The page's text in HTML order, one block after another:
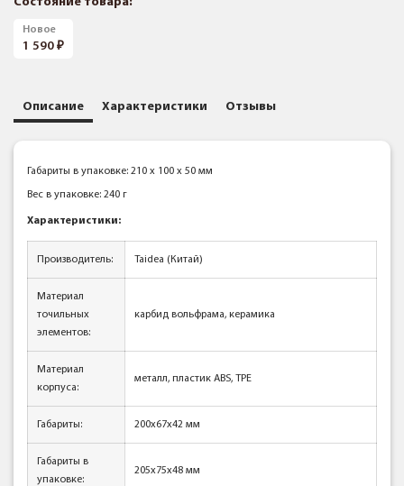
Новое
1 590
Описание Характеристики Отзывы
Габариты в упаковке: 210 x 100 x 50 мм
Вес в упаковке: 240 г
Характеристики:
Производитель: Taidea (Китай)
Материал
точильных
элементов:
карбид вольфрама, керамика
Материал
корпуса:
металл, пластик ABS, TPE
Габариты: 200x67x42 мм
Габариты в
упаковке:
205x75x48 мм